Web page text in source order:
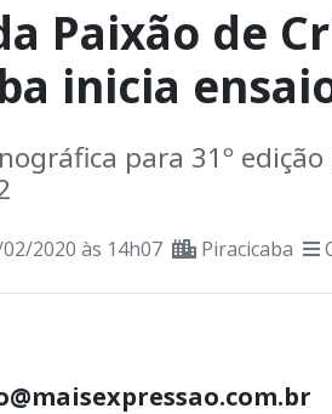
Paixão de
inicia
para 31º
2020 às 14h07 Piracicaba